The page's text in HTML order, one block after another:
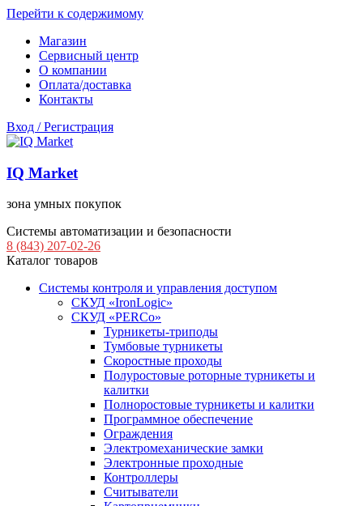
Перейти к содержимому
Магазин
Сервисный центр
О компании
Оплата/доставка
Контакты
Вход / Регистрация
IQ Market
зона умных покупок
Системы автоматизации и безопасности
8 (843) 207-02-26
Каталог товаров
Системы контроля и управления доступом
СКУД «IronLogic»
СКУД «PERCo»
Турникеты-триподы
Тумбовые турникеты
Скоростные проходы
Полуростовые роторные турникеты и
калитки
Полноростовые турникеты и калитки
Программное обеспечение
Ограждения
Электромеханические замки
Электронные проходные
Контроллеры
Считыватели